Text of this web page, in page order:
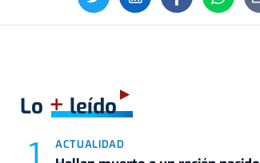
Lo +leído
ACTUALIDAD